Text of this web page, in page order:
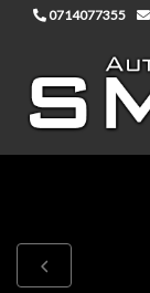
0714077355